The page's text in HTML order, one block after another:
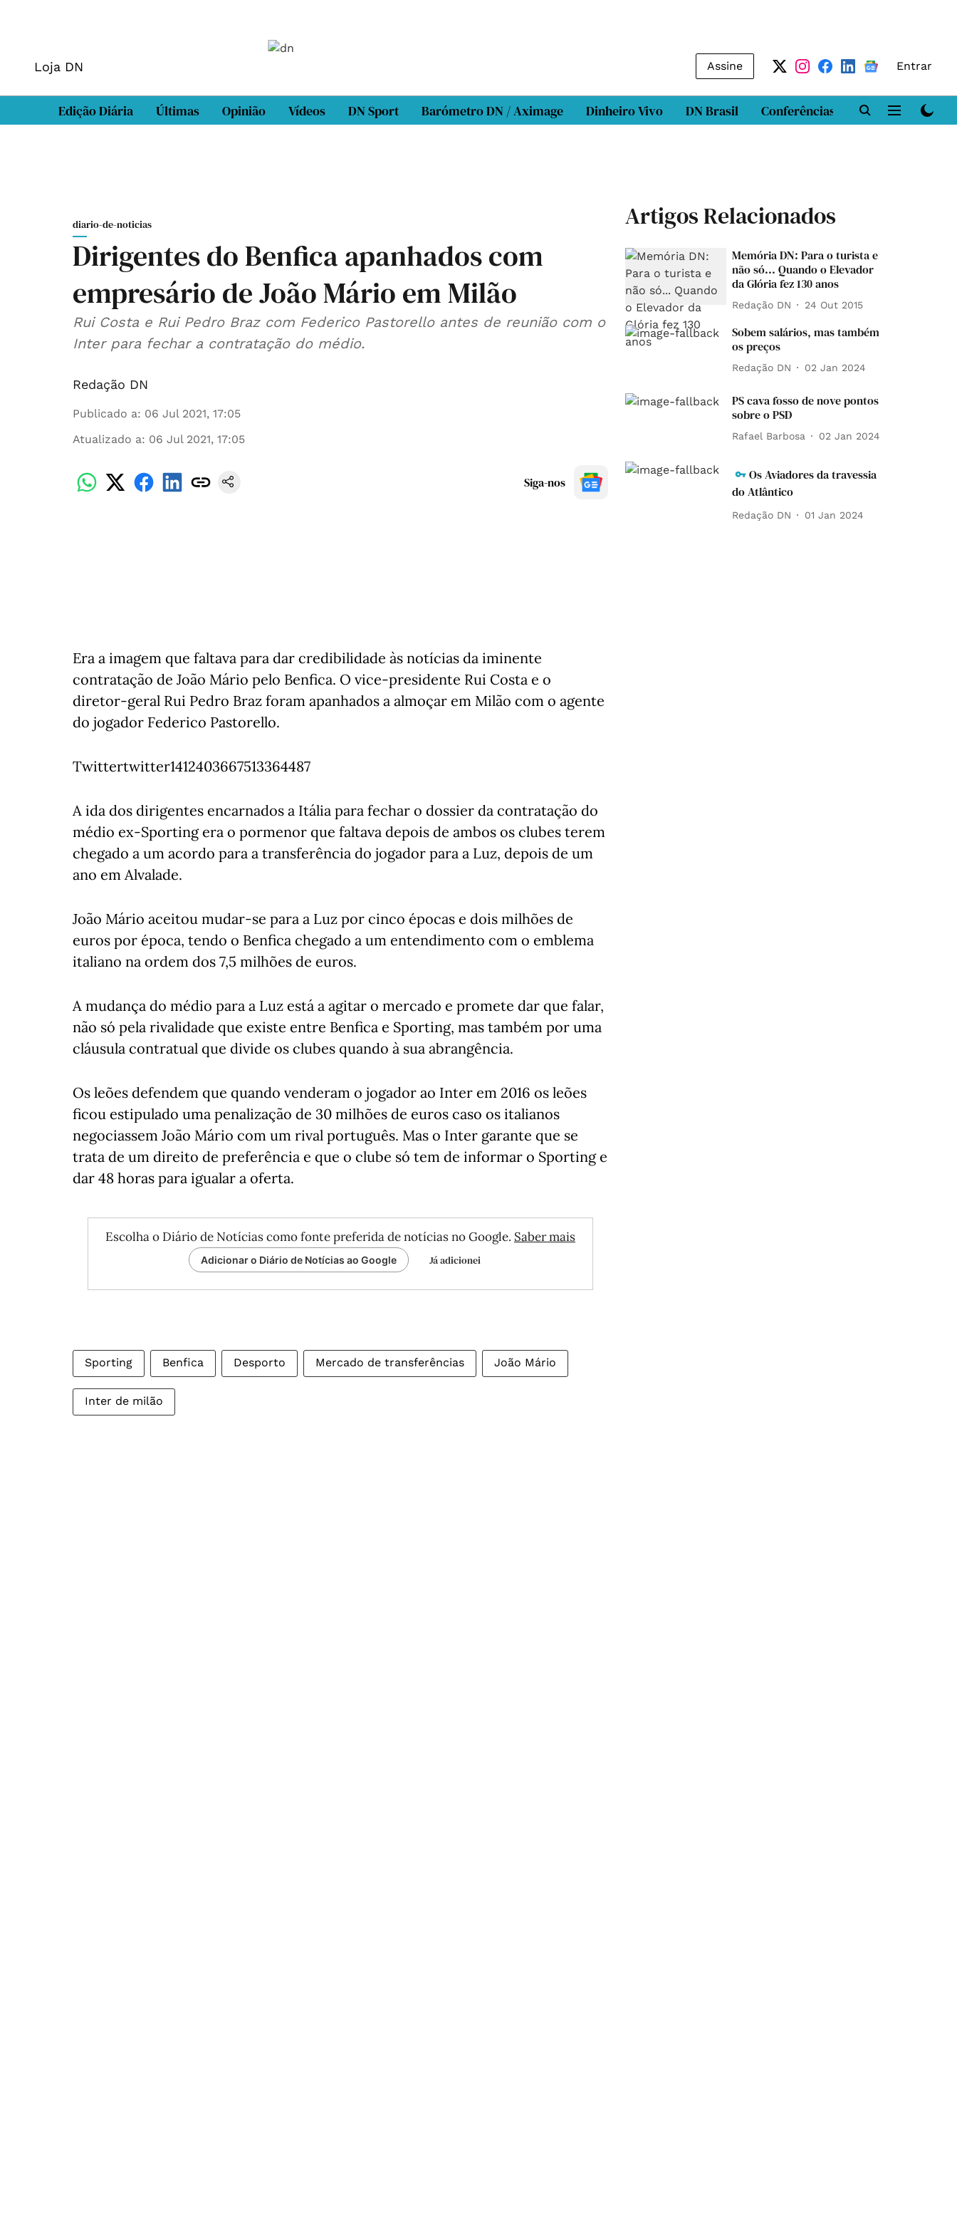
Loja DN Assine Entrar
Edição Diária Últimas Opinião Vídeos DN Sport Barómetro DN / Aximage Dinheiro Vivo DN Brasil Conferências DN LAB
diario-de-noticias
Dirigentes do Benfica apanhados com
empresário de João Mário em Milão
Rui Costa e Rui Pedro Braz com Federico Pastorello antes de reunião com o
Inter para fechar a contratação do médio.
Redação DN
Publicado a: 06 Jul 2021, 17:05
Atualizado a: 06 Jul 2021, 17:05
Siga-nos
Era a imagem que faltava para dar credibilidade às notícias da iminente
contratação de João Mário pelo Benfica. O vice-presidente Rui Costa e o
diretor-geral Rui Pedro Braz foram apanhados a almoçar em Milão com o agente
do jogador Federico Pastorello.
Twittertwitter1412403667513364487
A ida dos dirigentes encarnados a Itália para fechar o dossier da contratação do
médio ex-Sporting era o pormenor que faltava depois de ambos os clubes terem
chegado a um acordo para a transferência do jogador para a Luz, depois de um
ano em Alvalade.
João Mário aceitou mudar-se para a Luz por cinco épocas e dois milhões de
euros por época, tendo o Benfica chegado a um entendimento com o emblema
italiano na ordem dos 7,5 milhões de euros.
A mudança do médio para a Luz está a agitar o mercado e promete dar que falar,
não só pela rivalidade que existe entre Benfica e Sporting, mas também por uma
cláusula contratual que divide os clubes quando à sua abrangência.
Os leões defendem que quando venderam o jogador ao Inter em 2016 os leões
ficou estipulado uma penalização de 30 milhões de euros caso os italianos
negociassem João Mário com um rival português. Mas o Inter garante que se
trata de um direito de preferência e que o clube só tem de informar o Sporting e
dar 48 horas para igualar a oferta.
Escolha o Diário de Notícias como fonte preferida de notícias no Google. Saber mais
Adicionar o Diário de Notícias ao Google Já adicionei
Sporting Benfica Desporto Mercado de transferências João Mário
Inter de milão
Artigos Relacionados
Memória DN: Para o turista e
não só... Quando o Elevador
da Glória fez 130 anos
Redação DN 24 Out 2015
Sobem salários, mas também
os preços
Redação DN 02 Jan 2024
PS cava fosso de nove pontos
sobre o PSD
Rafael Barbosa 02 Jan 2024
Os Aviadores da travessia
do Atlântico
Redação DN 01 Jan 2024